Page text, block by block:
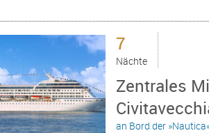
7
Nächte
Zentrales
an Bord der